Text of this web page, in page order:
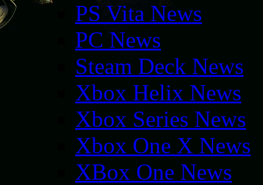
PS Vita News
PC News
Steam Deck News
Xbox Helix News
Xbox Series News
Xbox One X News
XBox One News